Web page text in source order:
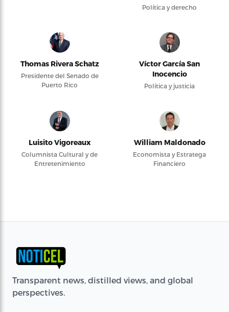
Política y derecho
Thomas Rivera Schatz
Presidente del Senado de
Puerto Rico
Víctor García San
Inocencio
Política y justicia
Luisito Vigoreaux
Columnista Cultural y de
Entretenimiento
William Maldonado
Economista y Estratega
Financiero
Transparent news, distilled views, and global
perspectives.